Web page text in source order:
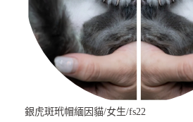
銀虎斑玳帽緬因貓/女生/fs22